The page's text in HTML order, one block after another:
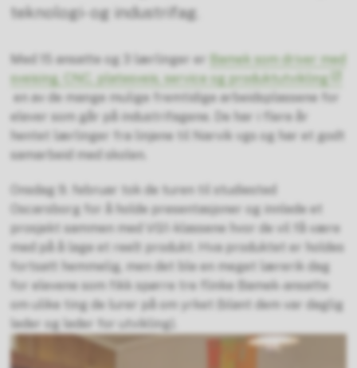
teknologi- og industrifag.
Med 15 ansatte og 3 lærlinger er
Bamek som driver med
sveising, CNC, platesveis, service og produktutvikling
en av de mange mulige fremtidige arbeidsplassene for
elever som går på industrifagene. De har i flere år
hentet lærlinger fra linjene til Narvik vgs og har et godt
samarbeid med skolen.
Onsdag 9. februar tok de turen til studiested
Oscarsborg for å holde presentasjoner og innlede et
prosjekt sammen med VG1-klassene hvor de vil få være
med på å lage et reelt produkt. Hva produktet er holdes
fortsatt hemmelig, men det ble en meget lærerik dag
for elevene som fikk spørre tre flinke Bamek-ansatte
om ulike ting de lurer på om yrket (blant dem var daglig
leder og leder for utvikling).